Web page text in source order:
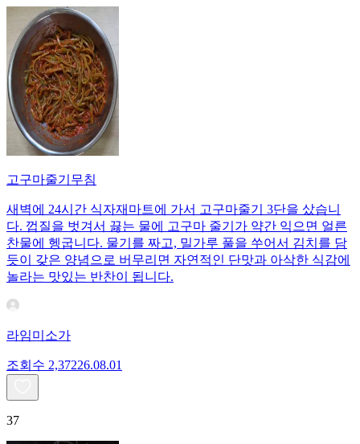
고구마줄기무침
새벽에 24시간 식자재마트에 가서 고구마줄기 3단을 샀습니
다. 껍질을 벗겨서 끓는 물에 고구마 줄기가 약간 익으면 얼른
찬물에 헹굽니다. 물기를 짜고, 밀가루 풀을 쑤어서 김치를 담
듯이 갖은 양념으로 버무리면 자연적인 단맛과 아삭한 식감에
놀라는 맛있는 반찬이 됩니다.
라임미소가
조회수 2,37226.08.01
37